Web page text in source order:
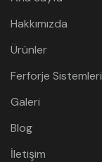
Hakkımızda
Ürünler
Ferforje Sistemleri
Galeri
Blog
İletişim